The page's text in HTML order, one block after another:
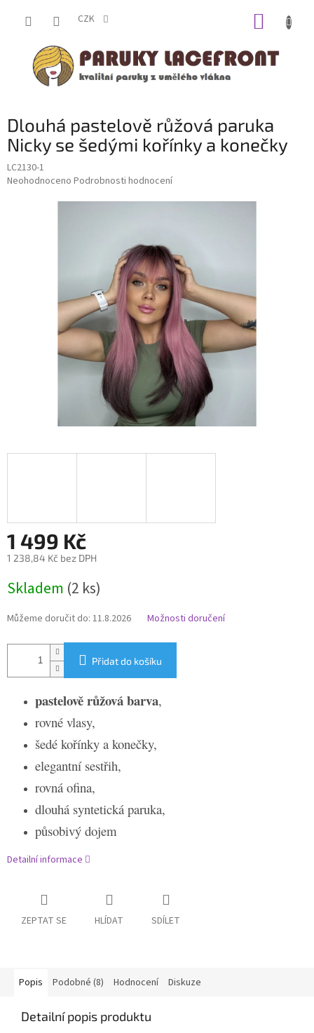
CZK
Dlouhá pastelově růžová paruka
Nicky se šedými kořínky a konečky
LC2130-1
Průměrné
Neohodnoceno Podrobnosti hodnocení
1 499 Kč
1 238,84 Kč bez DPH
cena:
Skladem (2 ks)
Můžeme doručit do: 11.8.2026 Možnosti doručení
Přidat do košíku
pastelově růžová barva,
rovné vlasy,
šedé kořínky a konečky,
elegantní sestřih,
rovná ofina,
dlouhá syntetická paruka,
působivý dojem
Detailní informace
ZEPTAT SE HLÍDAT SDÍLET
Popis Podobné (8) Hodnocení Diskuze
Detailní popis produktu